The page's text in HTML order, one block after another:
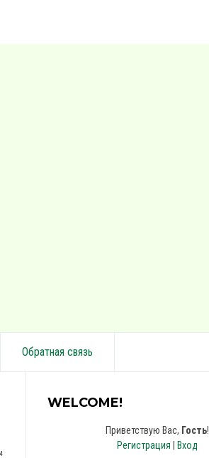
Обратная связь
WELCOME!
Приветствую Вас, Гость!
Регистрация
Вход